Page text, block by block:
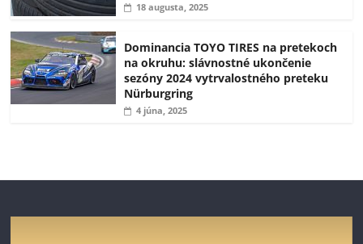
18 augusta, 2025
Dominancia TOYO TIRES na pretekoch
na okruhu: slávnostné ukončenie
sezóny 2024 vytrvalostného preteku
Nürburgring
4 júna, 2025